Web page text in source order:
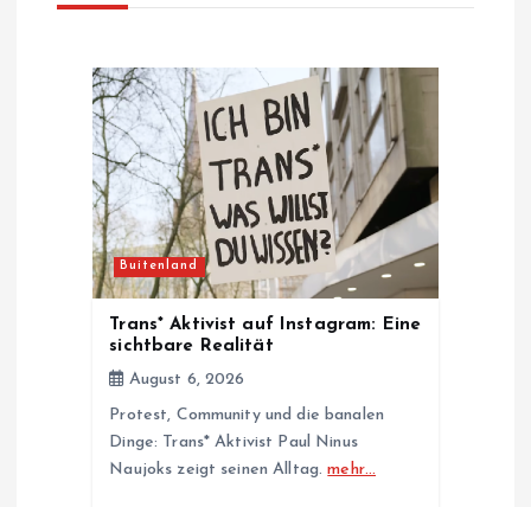
Buitenland
Trans* Aktivist auf Instagram: Eine
sichtbare Realität
August 6, 2026
Protest, Community und die banalen
Dinge: Trans* Aktivist Paul Ninus
Naujoks zeigt seinen Alltag.mehr…